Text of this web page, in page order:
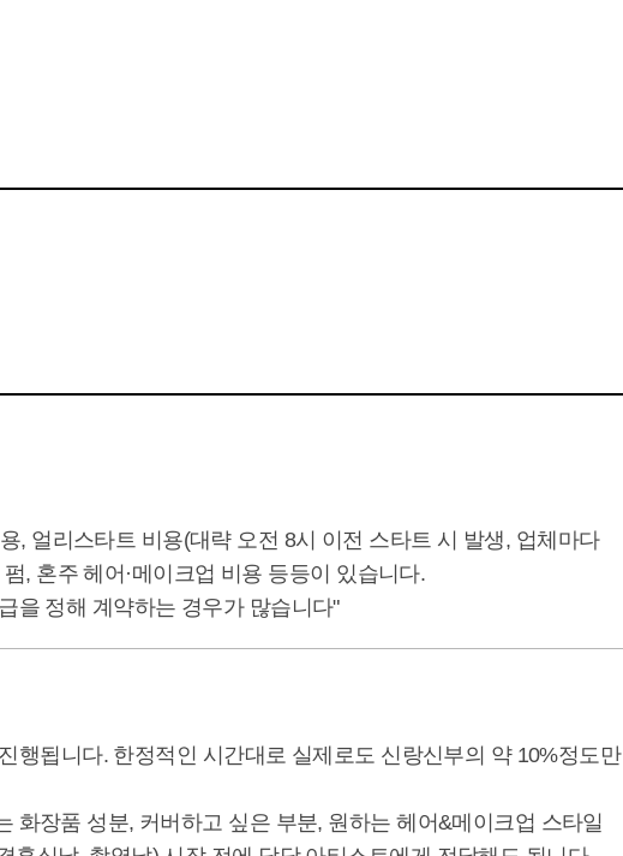
, 얼리스타트 비용(대략 오전 8시 이전 스타트 시 발생, 업체마다
, 혼주 헤어·메이크업 비용 등등이 있습니다.
을 정해 계약하는 경우가 많습니다"
행됩니다. 한정적인 시간대로 실제로도 신랑신부의 약 10%정도만
화장품 성분, 커버하고 싶은 부분, 원하는 헤어&메이크업 스타일